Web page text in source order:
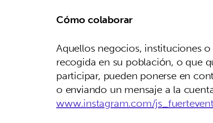
Cómo colaborar
Aquellos negocios, instituciones
recogida en su población, o que
participar, pueden ponerse en
o enviando un mensaje a la
www.instagram.com/